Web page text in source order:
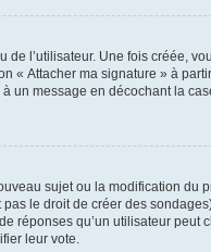
de l’utilisateur. Une fois créée,
« Attacher ma signature » à
un message en décochant la
sujet ou la modification du
le droit de créer des
réponses qu’un utilisateur
leur vote.